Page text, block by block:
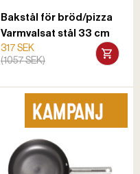
Bakstål för bröd/pizza
Varmvalsat stål 33 cm
317 SEK
(1057 SEK)